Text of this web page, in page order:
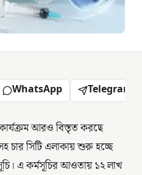
WhatsApp Telegram
কার্যক্রম আরও বিস্তৃত করছে
সিটি এলাকায় শুরু হচ্ছে
এ কর্মসূচির আওতায় ১২ লাখ